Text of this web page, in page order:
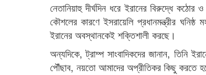
নেতানিয়াহু দীর্ঘদিন ধরে ইরানের বিরুদ্ধে
কৌশলের কারণে ইসরায়েলি প্রধানমন্ত্রীর
ইরানের অবস্থানকেই শক্তিশালী করছে।
অন্যদিকে, ট্রাম্প সাংবাদিকদের জানান, তিনি
পৌঁছাব, নয়তো আমাদের অপ্রীতিকর কিছু করতে